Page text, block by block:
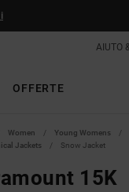
AIUTO
OFFERTE
Women Young Womens
Jackets
Snow Jacket
15K